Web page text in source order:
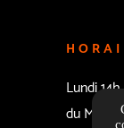
Lundi
du Mardi